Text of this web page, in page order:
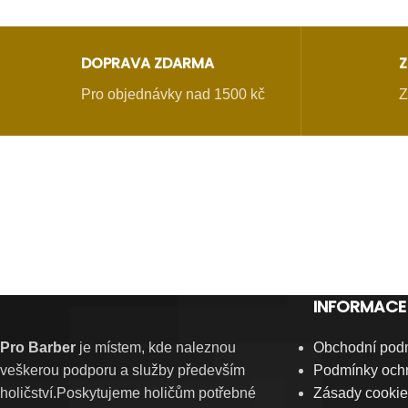
DOPRAVA ZDARMA
Pro objednávky nad 1500 kč
Pro Barber je místem, kde naleznou
veškerou podporu a služby především
holičství.Poskytujeme holičům potřebné
Obchodní
Podmínky
Zásady